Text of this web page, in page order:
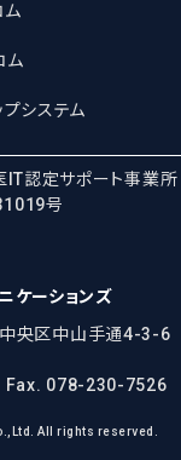
ム
ム
システム
IT認定サポート事業所
号
ケーションズ
央区中山手通4-3-6
Fax. 078-230-7526
All rights reserved.